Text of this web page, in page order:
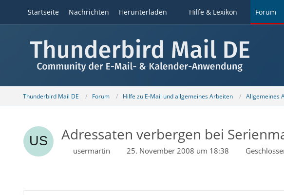
Startseite Nachrichten Herunterladen Hilfe & Lexikon Forum
Thunderbird Mail DE Forum Hilfe zu E-Mail und allgemeines Arbeiten Allgemeines
Adressaten verbergen bei
usermartin 25. November 2008 um 18:38